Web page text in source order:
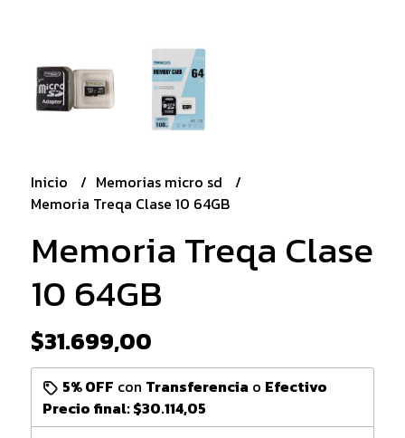
Inicio
Memorias micro sd
Memoria Treqa Clase 10 64GB
Memoria Treqa Clase
10 64GB
$31.699,00
5% OFF con Transferencia o Efectivo
Precio final:$30.114,05